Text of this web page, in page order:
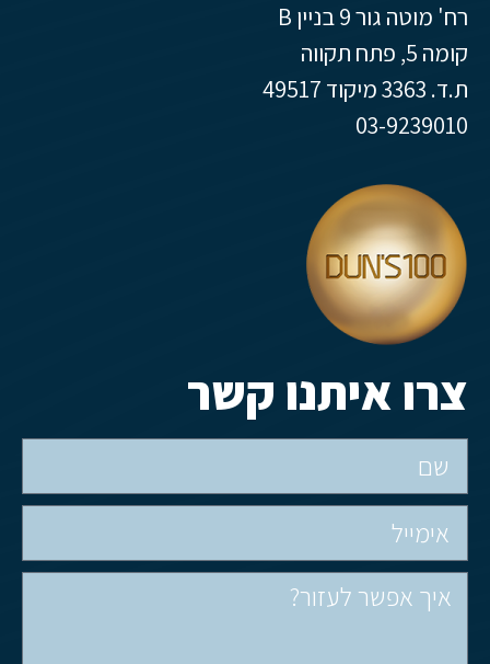
רח' מוטה גור 9 בניין B
קומה 5, פתח תקווה
ת.ד. 3363 מיקוד 49517
03-9239010
צרו איתנו קשר